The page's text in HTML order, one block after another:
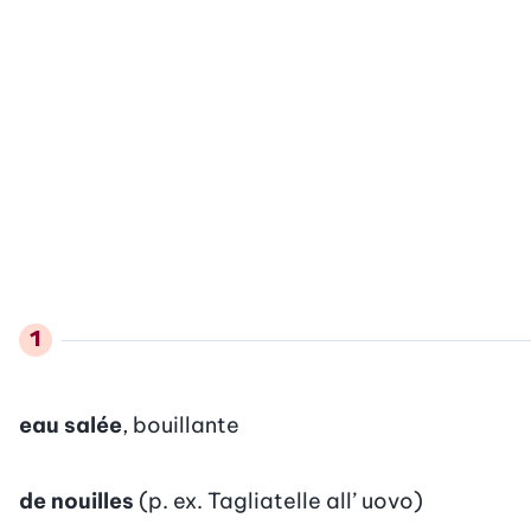
eau salée, bouillante
de nouilles (p. ex. Tagliatelle all’ uovo)